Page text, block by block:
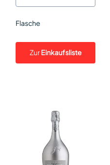
Flasche
ZurEinkaufsliste